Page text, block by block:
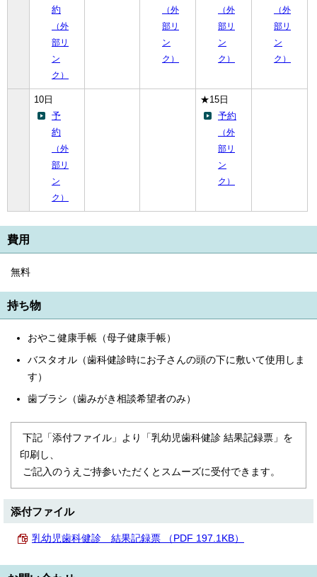
約
（外
部リ
ン
ク）
（外
部リ
ン
ク）
（外
部リ
ン
ク）
（外
部リ
ン
ク）
10日
予
約
（外
部リ
ン
ク）
★15日
予約
（外
部リ
ン
ク）
費用
無料
持ち物
おやこ健康手帳（母子健康手帳）
バスタオル（歯科健診時にお子さんの頭の下に敷いて使用しま
す）
歯ブラシ（歯みがき相談希望者のみ）
下記「添付ファイル」より「乳幼児歯科健診 結果記録票」を
印刷し、
ご記入のうえご持参いただくとスムーズに受付できます。
添付ファイル
乳幼児歯科健診 結果記録票 （PDF 197.1KB）